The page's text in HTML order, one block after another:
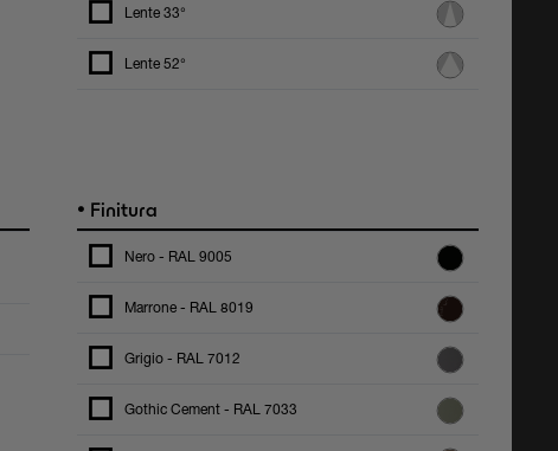
Lente 33°
Lente 52°
• Finitura
Nero - RAL 9005
Marrone - RAL 8019
Grigio - RAL 7012
Gothic Cement - RAL 7033